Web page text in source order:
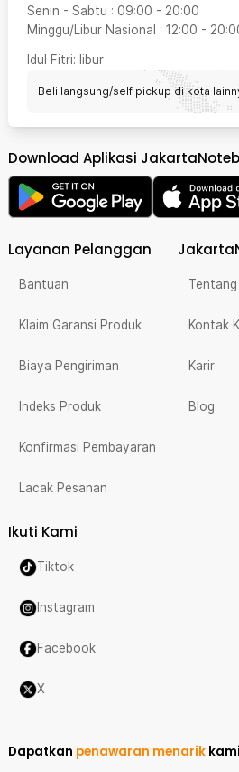
Senin - Sabtu : 09:00 - 20:00
Minggu/Libur Nasional : 12:00 -
Idul Fitri: libur
Beli langsung/self pickup di kota
Download Aplikasi
Layanan Pelanggan
Bantuan
Klaim Garansi Produk
Biaya Pengiriman
Indeks Produk
Konfirmasi Pembayaran
Lacak Pesanan
Tentang
Kontak
Karir
Blog
Ikuti Kami
Tiktok
Instagram
Facebook
X
Dapatkan penawaran menarik